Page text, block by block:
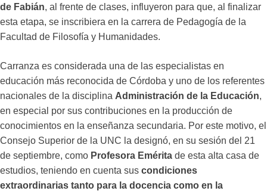
de Fabián, al frente de clases, influyeron para que, al finalizar
esta etapa, se inscribiera en la carrera de Pedagogía de la
Facultad de Filosofía y Humanidades.
Carranza es considerada una de las especialistas en
educación más reconocida de Córdoba y uno de los referentes
nacionales de la disciplina Administración de la Educación,
en especial por sus contribuciones en la producción de
conocimientos en la enseñanza secundaria. Por este motivo, el
Consejo Superior de la UNC la designó, en su sesión del 21
de septiembre, como Profesora Emérita de esta alta casa de
estudios, teniendo en cuenta sus condiciones
extraordinarias tanto para la docencia como en la